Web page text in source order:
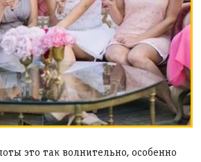
это так волнительно, особенно